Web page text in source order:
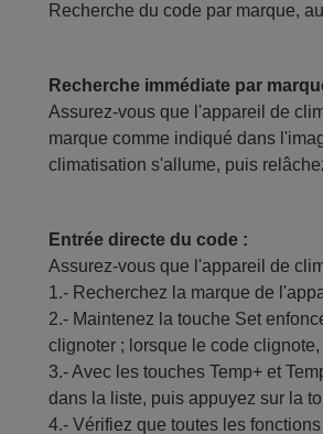
Recherche du code par marque,
Recherche immédiate par
Assurez-vous que l'appareil de
marque comme indiqué dans
climatisation s'allume, puis
Entrée directe du code :
Assurez-vous que l'appareil de
1.- Recherchez la marque de
2.- Maintenez la touche Set
clignoter ; lorsque le code
3.- Avec les touches Temp+ et
dans la liste, puis appuyez sur la
4.- Vérifiez que toutes les